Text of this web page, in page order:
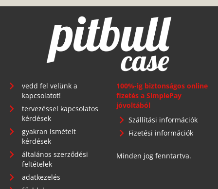
vedd fel velünk a
kapcsolatot!
tervezéssel kapcsolatos
kérdések
gyakran ismételt
kérdések
általános szerződési
feltételek
adatkezelés
100%-ig biztonságos online
fizetés a SimplePay
jóvoltából
Szállítási információk
Fizetési információk
Minden jog fenntartva.